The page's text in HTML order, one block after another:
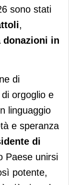
sono stati
,
donazioni in
di
orgoglio e
linguaggio
e speranza
di
Paese unirsi
potente,